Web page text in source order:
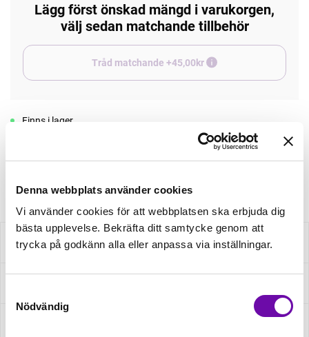
Denna webbplats använder cookies
Vi använder cookies för att webbplatsen ska erbjuda dig
bästa upplevelse. Bekräfta ditt samtycke genom att
trycka på godkänn alla eller anpassa via inställningar.
Nödvändig
Lägg först önskad mängd i varukorgen,
välj sedan matchande tillbehör
Tråd matchande +45,00kr
Finns i lager
Beskrivning